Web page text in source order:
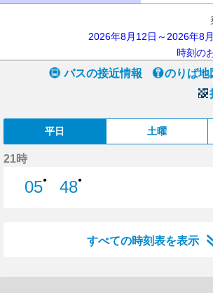
2026年8月12日～2026年8
時刻の
バスの接近情報 のりば地
平日 土曜
21時
05●
48●
すべての時刻表を表示